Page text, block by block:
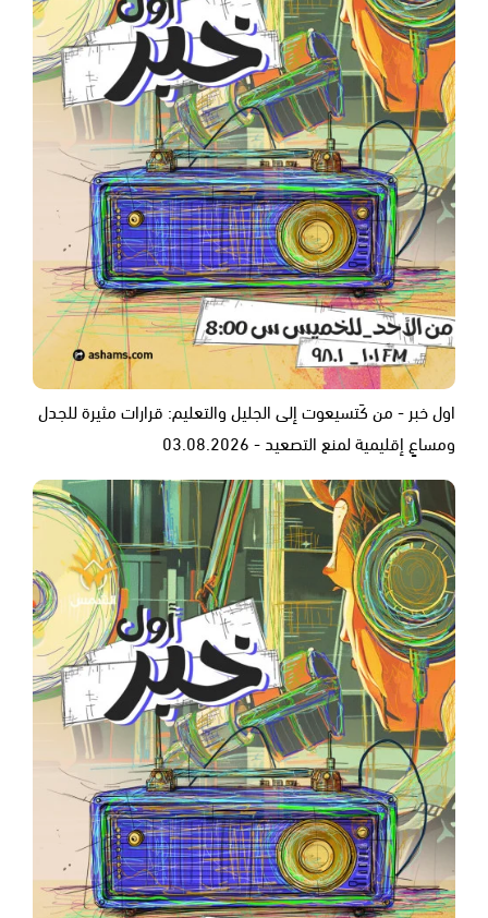
اول خبر - من كَتسيعوت إلى الجليل والتعليم: قرارات مثيرة للجدل
ومساعٍ إقليمية لمنع التصعيد - 03.08.2026